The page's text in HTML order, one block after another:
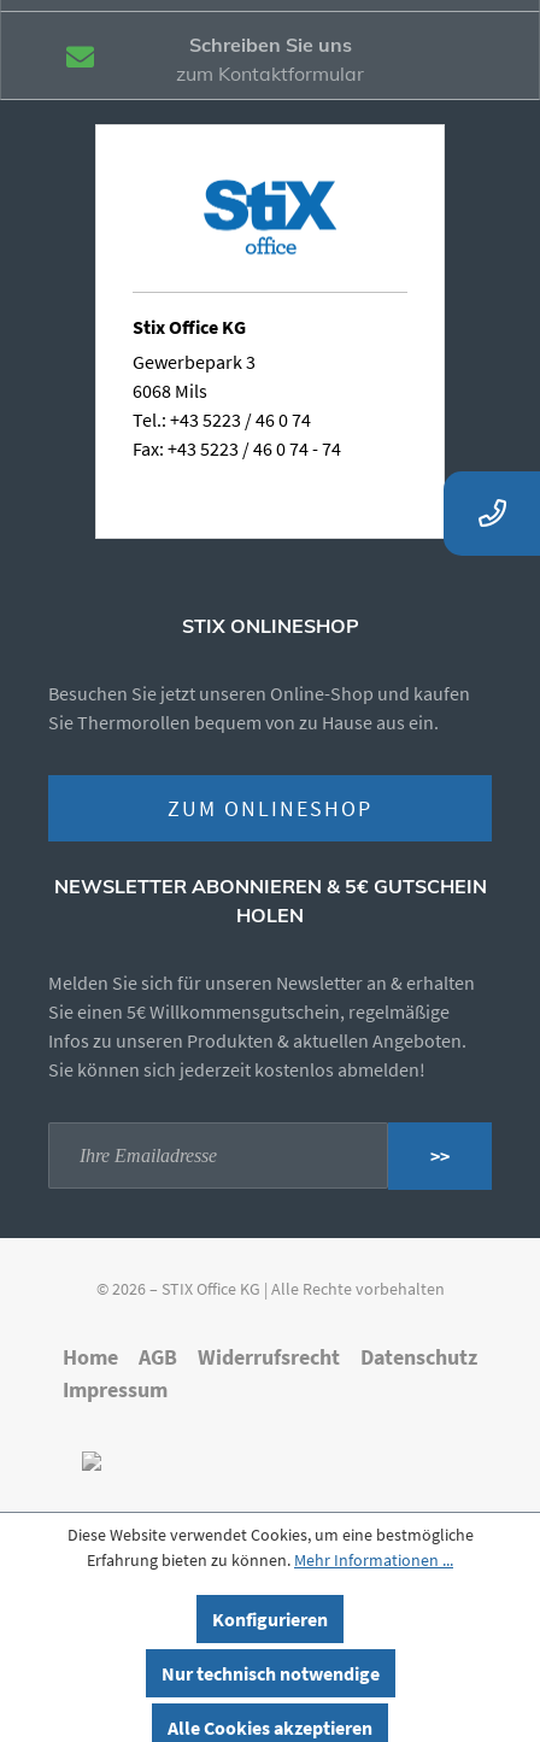
Schreiben Sie uns
zum Kontaktformular
Stix Office KG
Gewerbepark 3
6068 Mils
Tel.: +43 5223 / 46 0 74
Fax: +43 5223 / 46 0 74 - 74
STIX ONLINESHOP
Besuchen Sie jetzt unseren Online-Shop und kaufen
Sie Thermorollen bequem von zu Hause aus ein.
ZUM ONLINESHOP
NEWSLETTER ABONNIEREN & 5€ GUTSCHEIN
HOLEN
Melden Sie sich für unseren Newsletter an & erhalten
Sie einen 5€ Willkommensgutschein, regelmäßige
Infos zu unseren Produkten & aktuellen Angeboten.
Sie können sich jederzeit kostenlos abmelden!
>>
© 2026 – STIX Office KG | Alle Rechte vorbehalten
Home AGB Widerrufsrecht
Datenschutz
Impressum
Diese Website verwendet Cookies, um eine bestmögliche
Erfahrung bieten zu können. Mehr Informationen ...
Nur technisch notwendige
Konfigurieren
Alle Cookies akzeptieren